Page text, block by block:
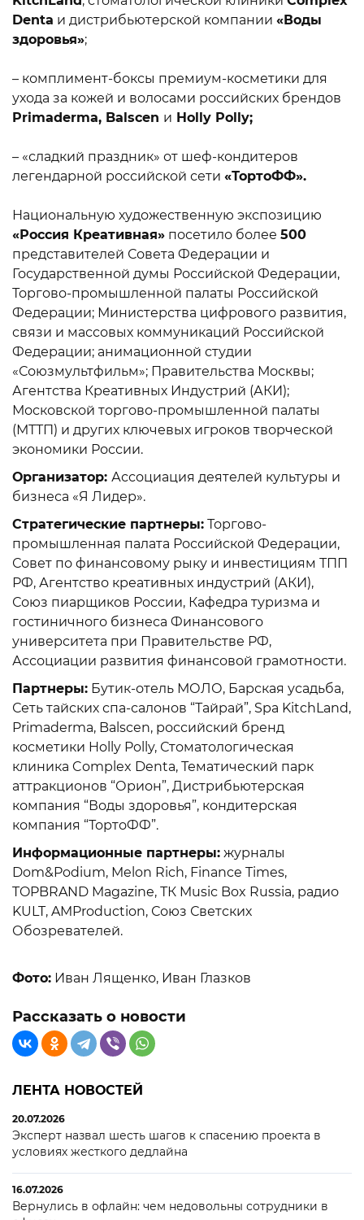
Denta и дистрибьютерской компании «Воды
здоровья»;
– комплимент-боксы премиум-косметики для
ухода за кожей и волосами российских брендов
Primaderma, Balscen и Holly Polly;
– «сладкий праздник» от шеф-кондитеров
легендарной российской сети «ТортоФФ».
Национальную художественную экспозицию
«Россия Креативная» посетило более 500
представителей Совета Федерации и
Государственной думы Российской Федерации,
Торгово-промышленной палаты Российской
Федерации; Министерства цифрового развития,
связи и массовых коммуникаций Российской
Федерации; анимационной студии
«Союзмультфильм»; Правительства Москвы;
Агентства Креативных Индустрий (АКИ);
Московской торгово-промышленной палаты
(МТТП) и других ключевых игроков творческой
экономики России.
Организатор: Ассоциация деятелей культуры и
бизнеса «Я Лидер».
Стратегические партнеры: Торгово-
промышленная палата Российской Федерации,
Совет по финансовому рыку и инвестициям ТПП
РФ, Агентство креативных индустрий (АКИ),
Союз пиарщиков России, Кафедра туризма и
гостиничного бизнеса Финансового
университета при Правительстве РФ,
Ассоциации развития финансовой грамотности.
Партнеры: Бутик-отель МОЛО, Барская усадьба,
Сеть тайских спа-салонов “Тайрай”, Spa KitchLand,
Primaderma, Balscen, российский бренд
косметики Holly Polly, Стоматологическая
клиника Complex Denta, Тематический парк
аттракционов “Орион”, Дистрибьютерская
компания “Воды здоровья”, кондитерская
компания “ТортоФФ”.
Информационные партнеры: журналы
Dom&Podium, Melon Rich, Finance Times,
TOPBRAND Magazine, ТК Musiс Box Russia, радио
KULT, AMProduction, Союз Светских
Обозревателей.
Фото: Иван Лященко, Иван Глазков
Рассказать о новости
ЛЕНТА НОВОСТЕЙ
20.07.2026
Эксперт назвал шесть шагов к спасению проекта в
условиях жесткого дедлайна
16.07.2026
Вернулись в офлайн: чем недовольны сотрудники в